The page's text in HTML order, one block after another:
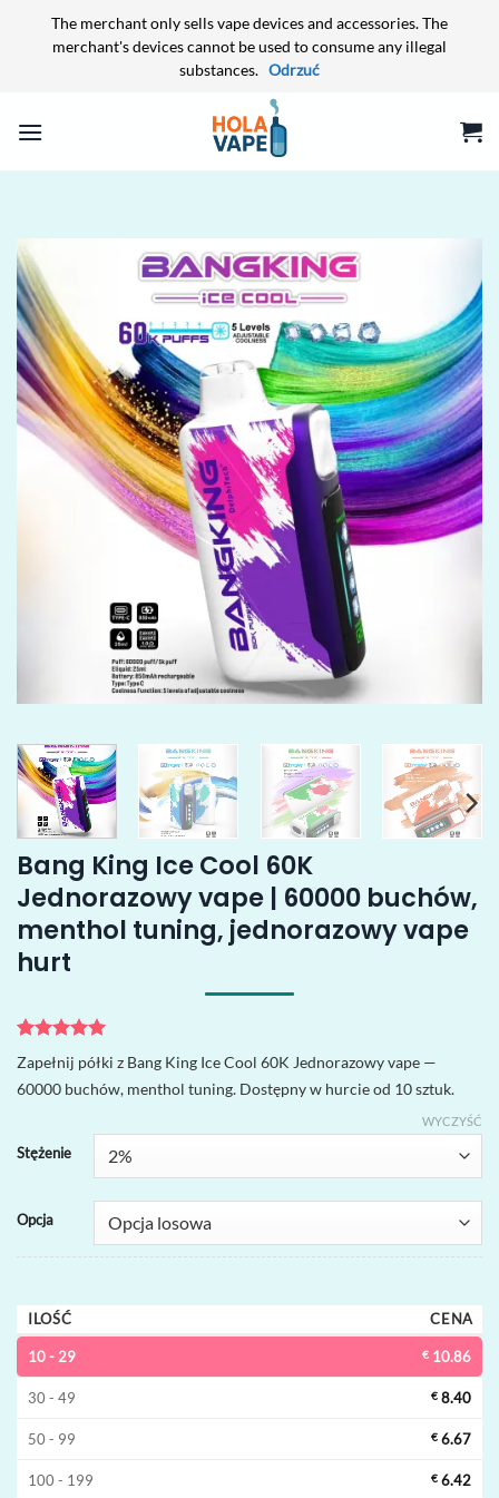
The merchant only sells vape devices and accessories. The
merchant's devices cannot be used to consume any illegal
substances. Odrzuć
Bang King Ice Cool 60K
Jednorazowy vape | 60000 buchów,
menthol tuning, jednorazowy vape
hurt
Oceniony5
na 5 na
podstawie
2
Zapełnij półki z Bang King Ice Cool 60K Jednorazowy vape —
60000 buchów, menthol tuning. Dostępny w hurcie od 10 sztuk.
Stężenie
Opcja
WYCZYŚĆ
ILOŚĆ CENA
10 - 29 € 10.86
30 - 49 € 8.40
50 - 99 € 6.67
100 - 199 € 6.42